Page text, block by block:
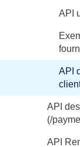
API
API
API
(/
API